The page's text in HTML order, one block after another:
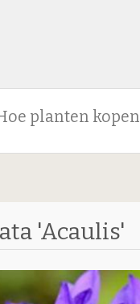
planten kopen
'Acaulis'